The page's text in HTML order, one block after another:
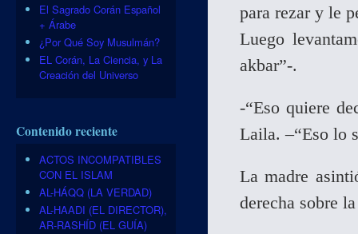
para rezar y le
Luego
akbar”-.
-“Eso quiere
Laila. –“Eso lo
La madre
derecha sobre
El Sagrado Corán Español
+ Árabe
¿Por Qué Soy Musulmán?
EL Corán, La Ciencia, y La
Creación del Universo
Contenido reciente
ACTOS INCOMPATIBLES
CON EL ISLAM
AL-HÁQQ (LA VERDAD)
AL-HAADI (EL DIRECTOR),
AR-RASHÍD (EL GUÍA)